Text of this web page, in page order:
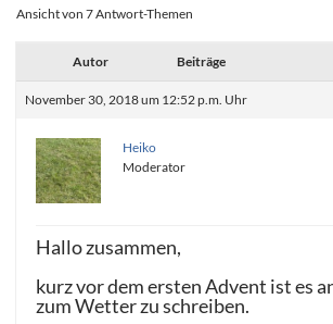
Ansicht von 7 Antwort-Themen
Autor Beiträge
November 30, 2018 um 12:52 p.m. Uhr
Heiko
Moderator
Hallo zusammen,
kurz vor dem ersten Advent ist es
zum Wetter zu schreiben.